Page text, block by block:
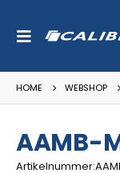
HOME WEBSHOP
AAMB-